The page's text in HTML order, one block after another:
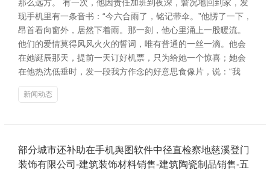
那么远方。 有一次，他因责任加班到夜深，窘况地回到家，发
现手机里有一条音书：“今六合雨了，铭记带伞。”他愣了一下，
昂首看向窗外，居然下着雨。那一刻，他心里涌上一股暖流。
他们的爱情莫得风风火火的誓词，唯有普通的一丝一滴。他会
在她诞辰那天，提前一天订好机票，只为给她一个惊喜；她会
在他热沈低垂时，发一段我方作念的好意思食像片，说：“我
新闻动态
部分城市还补助在手机舆图软件中径直检察地慈溪登门
装饰有限公司-建筑装饰材料销售-建筑陶瓷制品销售-五